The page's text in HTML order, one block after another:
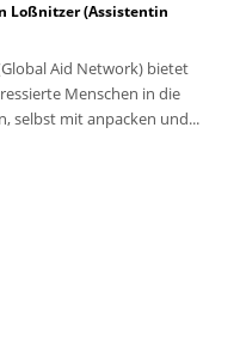
Loßnitzer (Assistentin
Aid Network) bietet
Menschen in die
selbst mit anpacken und...